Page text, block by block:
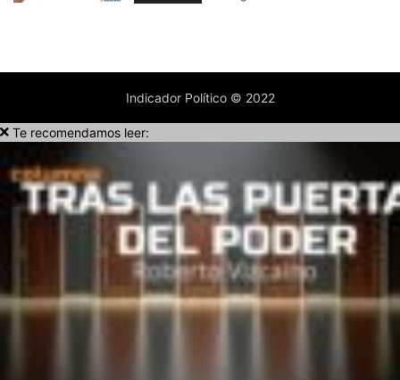
Indicador Político © 2022
Te recomendamos leer: